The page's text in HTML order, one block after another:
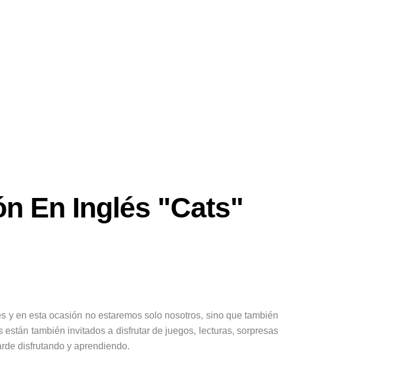
En Inglés "Cats"
en esta ocasión no estaremos solo nosotros, sino que también
también invitados a disfrutar de juegos, lecturas, sorpresas
disfrutando y aprendiendo.